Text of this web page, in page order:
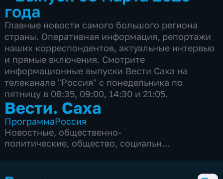
года
Главные новости самого большого региона
страны. Оперативная информация, репортажи
наших корреспондентов, актуальные интервью
и прямые включения. Смотрите
информационные выпуски Вести Саха на
телеканале "Россия" с понедельника по
пятницу в 08:35, 09:00, 14:30 и 21:05.
Вести. Саха
ПрограммаРоссия
Новостные, общественно-
политические, общество, социально-